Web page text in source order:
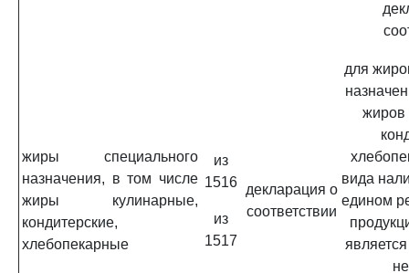
жиры специального
назначения, в том числе
жиры кулинарные,
кондитерские,
хлебопекарные
из
1516
из
1517
декларация о
соответствии
для
жиров
вида
едином